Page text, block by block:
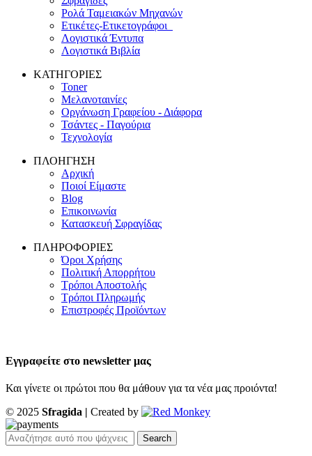
Ρολά Ταμειακών Μηχανών
Ετικέτες-Ετικετογράφοι
Λογιστικά Έντυπα
Λογιστικά Βιβλία
ΚΑΤΗΓΟΡΙΕΣ
Toner
Μελανοταινίες
Οργάνωση Γραφείου - Διάφορα
Τσάντες - Παγούρια
Τεχνολογία
ΠΛΟΗΓΗΣΗ
Αρχική
Ποιοί Είμαστε
Blog
Επικοινωνία
Κατασκευή Σφραγίδας
ΠΛΗΡΟΦΟΡΙΕΣ
Όροι Χρήσης
Πολιτική Απορρήτου
Τρόποι Αποστολής
Τρόποι Πληρωμής
Επιστροφές Προϊόντων
Εγγραφείτε στο newsletter μας
Και γίνετε οι πρώτοι που θα μάθουν για τα νέα μας προιόντα!
© 2025 Sfragida | Created by
Search